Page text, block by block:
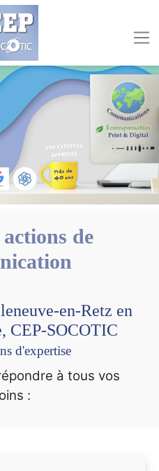
de
en-Retz en
CEP-SOCOTIC
d'expertise
à tous vos
: